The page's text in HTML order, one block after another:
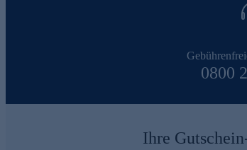
0800
Ihre